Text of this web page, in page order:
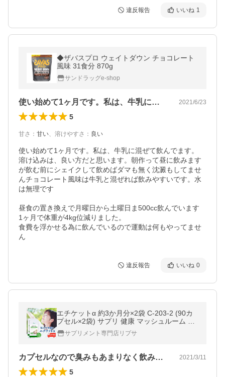
違反報告 いいね 1
◆ザバスプロ ウェイトダウン チョコレート
風味 31食分 870g
サンドラッグe-shop
使い始めて1ヶ月です。私は、牛乳に混ぜ… 2021/6/23
5
甘さ ： 甘い、 溶けやすさ ： 良い
使い始めて1ヶ月です。私は、牛乳に混ぜて飲んでます。
溶け込みは、良い方だと思います。朝作って昼に飲みます
が飲む前にシェイクして飲めばダマも無く沈澱もしてませ
んチョコレート風味は牛乳と混ぜれば飲みやすいです。水
は無理です
昼食の置き換えで月曜日から土曜日ま500cc飲んでいます
1ヶ月で体重が4kg位減りました。
食費を浮かせる為に飲んでいるので運動は何もやってませ
ん
違反報告 いいね 0
エチケットα 約3か月分×2袋 C-203-2 (90カ
プセル×2袋) サプリ 健康 マッシュルーム カ
テキン 酪酸菌 配合
サプリメント専門店リプサ
カプセルなので臭みもあまりなく飲みやす… 2021/3/11
5